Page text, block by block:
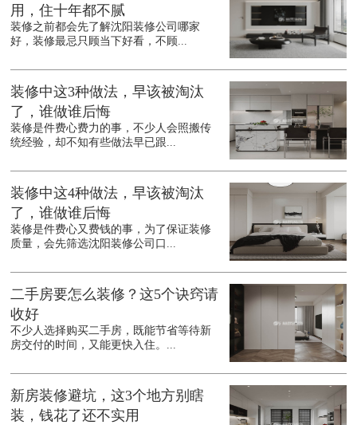
用，住十年都不腻
装修之前都会先了解沈阳装修公司哪家
好，装修最忌只顾当下好看，不顾...
装修中这3种做法，早该被淘汰
了，谁做谁后悔
装修是件费心费力的事，不少人会照搬传
统经验，却不知有些做法早已跟...
装修中这4种做法，早该被淘汰
了，谁做谁后悔
装修是件费心又费钱的事，为了保证装修
质量，会先筛选沈阳装修公司口...
二手房要怎么装修？这5个诀窍请
收好
不少人选择购买二手房，既能节省等待新
房交付的时间，又能更快入住。...
新房装修避坑，这3个地方别瞎
装，钱花了还不实用